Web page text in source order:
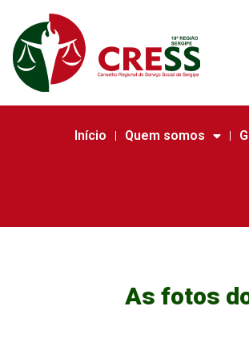
Início Quem somos
As fotos